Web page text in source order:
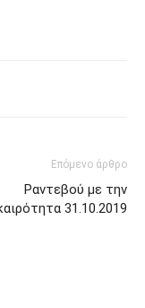
Επόμενο άρθρο
Ραντεβού με την
31.10.2019